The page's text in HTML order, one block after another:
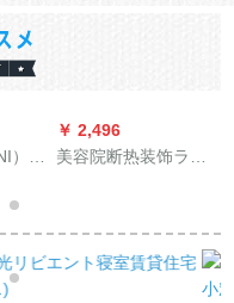
）オ
国
室
ー
う
￥ 2,496
美容院断热装饰ライ
ーラの红粉紫白纱カ
ーターテーン